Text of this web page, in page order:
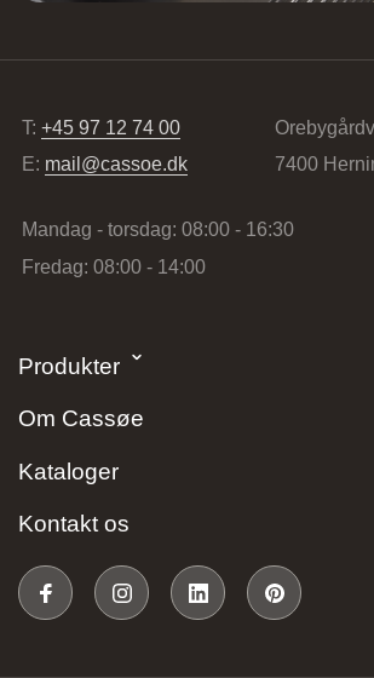
T:+45 97 12 74 00
E: mail@cassoe.dk
7400
Mandag - torsdag: 08:00 - 16:30
Fredag: 08:00 - 14:00
Produkter
Om Cassøe
Kataloger
Kontakt os
Industrivænget 16, 3400 Hillerød,
JKE Design – Glostrup